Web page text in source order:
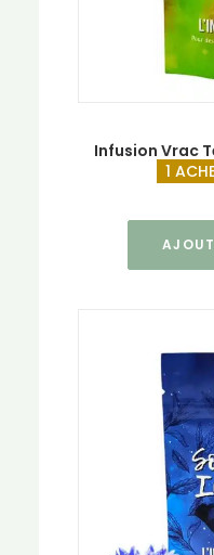
Infusion Vrac
1